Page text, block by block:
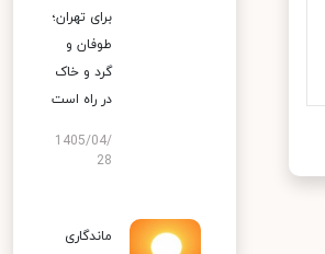
برای تهران؛
طوفان و
گرد و خاک
در راه است
1405/04/
28
ماندگاری